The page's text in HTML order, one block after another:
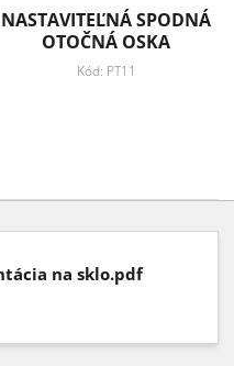
NASTAVITEĽNÁ SPODNÁ
OTOČNÁ OSKA
Kód: PT11
na sklo.pdf